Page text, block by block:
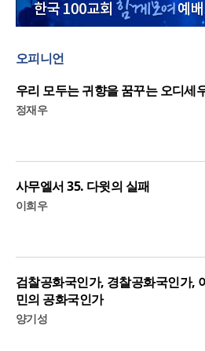
오피니언
우리 모두는 귀향을 꿈꾸는 오디세
정재우
사무엘서 35. 다윗의 실패
이희우
검찰공화국인가, 경찰공화국인가,
민의 공화국인가
양기성